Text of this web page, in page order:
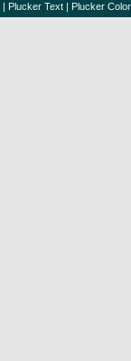
| Plucker Text | Plucker Color